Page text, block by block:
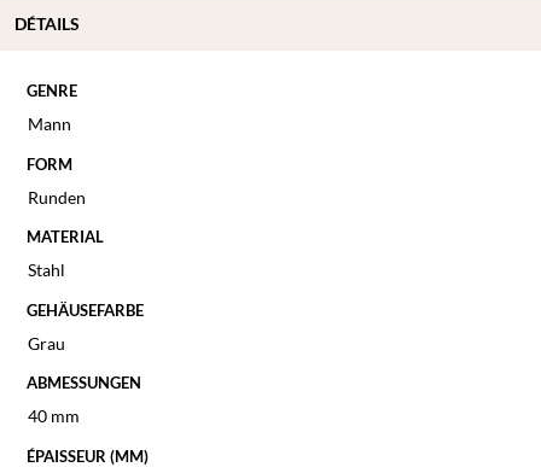
GENRE
Mann
FORM
Runden
MATERIAL
Stahl
GEHÄUSEFARBE
Grau
ABMESSUNGEN
40 mm
ÉPAISSEUR (MM)
DÉTAILS